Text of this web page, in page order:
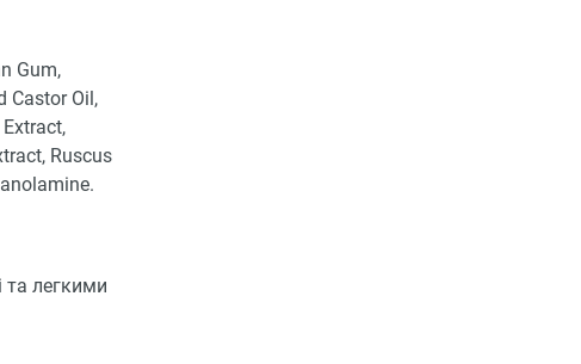
Gum,
Castor Oil,
Ruscus
та легкими